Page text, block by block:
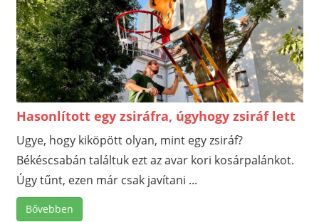
Hasonlított egy zsiráfra, úgyhogy zsiráf lett
Ugye, hogy kiköpött olyan, mint egy zsiráf?
Békéscsabán találtuk ezt az avar kori kosárpalánkot.
Úgy tűnt, ezen már csak javítani ...
Bővebben